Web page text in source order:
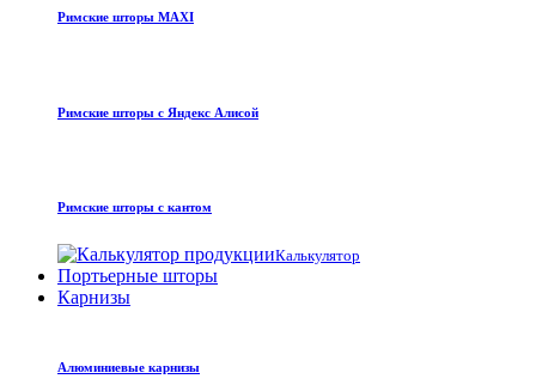
Римские шторы MAXI
Римские шторы с Яндекс Алисой
Римские шторы с кантом
Калькулятор
Портьерные шторы
Карнизы
Алюминиевые карнизы